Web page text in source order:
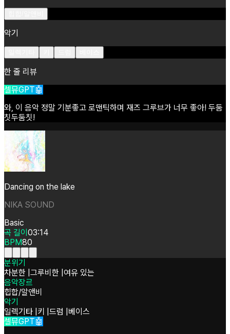
악기
한 줄 리뷰
셀뮤GPT🤖
와, 이 음악 정말 기분좋고 로맨틱하며 재즈 그루브가 너무 좋아! 두둠
칫두둠칫!
Dancing on the lake
NIKA SOUND
Basic
곡 길이 03:14
BPM80
분위기
차분한 그루비한 여유 있는
음악장르
힙합/알앤비
악기
일렉기타 키 드럼
베이스
셀뮤GPT🤖